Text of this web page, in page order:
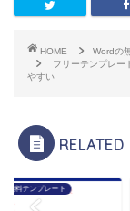
HOME
Wordの
フリーテンプレー
やすい
RELATED
無料テンプレート